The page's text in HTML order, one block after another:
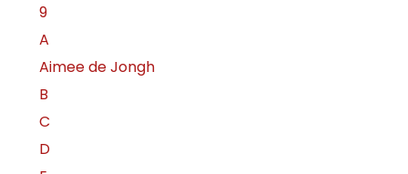
9
A
Aimee de Jongh
B
C
D